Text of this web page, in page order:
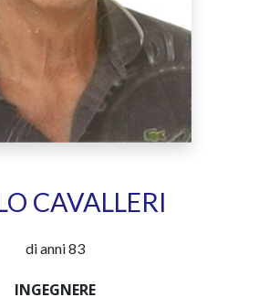
CAVALLERI
di anni 83
INGEGNERE